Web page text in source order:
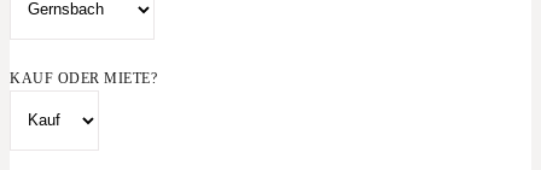
KAUF ODER MIETE?